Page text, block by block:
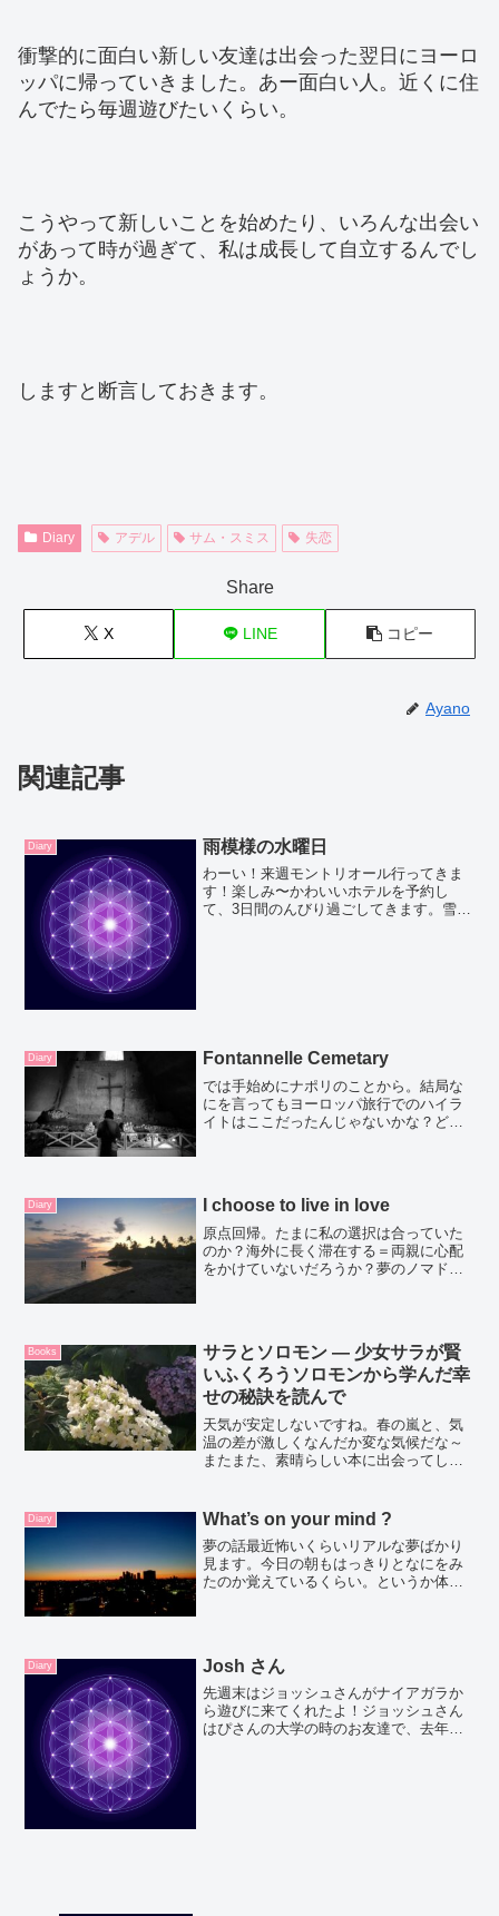
衝撃的に面白い新しい友達は出会った翌日にヨーロ
ッパに帰っていきました。あー面白い人。近くに住
んでたら毎週遊びたいくらい。
こうやって新しいことを始めたり、いろんな出会い
があって時が過ぎて、私は成長して自立するんでし
ょうか。
しますと断言しておきます。
Diary アデル サム・スミス 失恋
Share
X LINE コピー
Ayano
関連記事
Diary 雨模様の水曜日
わーい！来週モントリオール行ってきま
す！楽しみ〜かわいいホテルを予約し
て、3日間のんびり過ごしてきます。雪も
Diary Fontannelle Cemetary
では手始めにナポリのことから。結局な
にを言ってもヨーロッパ旅行でのハイラ
イトはここだったんじゃないかな？どの
Diary I choose to live in love
原点回帰。たまに私の選択は合っていた
のか？海外に長く滞在する＝両親に心配
をかけていないだろうか？夢のノマド・
Books
サラとソロモン ― 少女サラが賢
いふくろうソロモンから学んだ幸
せの秘訣を読んで
天気が安定しないですね。春の嵐と、気
温の差が激しくなんだか変な気候だな～
またまた、素晴らしい本に出会ってしま
ってくる！これと思ったら、その作家さ
んの出版している本を片っ...
Diary What’s on your mind ?
夢の話最近怖いくらいリアルな夢ばかり
見ます。今日の朝もはっきりとなにをみ
たのか覚えているくらい。というか体
Diary Josh さん
先週末はジョッシュさんがナイアガラか
ら遊びに来てくれたよ！ジョッシュさん
はぴさんの大学の時のお友達で、去年の